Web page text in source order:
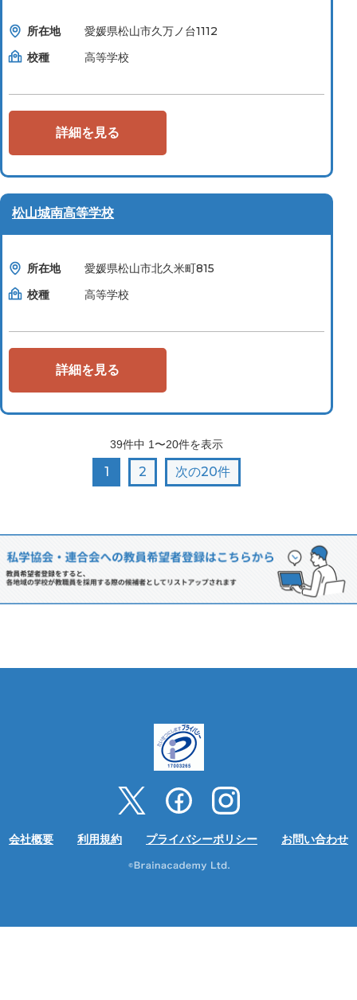
所在地
愛媛県松山市久万ノ台1112
校種
高等学校
詳細を見る
松山城南高等学校
所在地
愛媛県松山市北久米町815
校種
高等学校
詳細を見る
39件中 1〜20件を表示
1 2 次の20件
会社概要 利用規約 プライバシーポリシー お問い合わせ